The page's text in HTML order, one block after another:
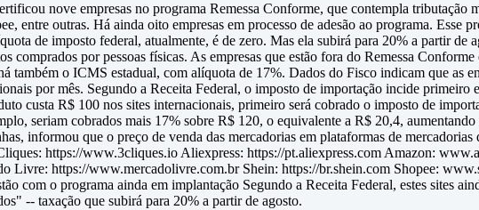
nove empresas no programa Remessa Conforme, que contempla
entre outras. Há ainda oito empresas em processo de adesão ao programa. Esse
de imposto federal, atualmente, é de zero. Mas ela subirá para 20% a partir
comprados por pessoas físicas. As empresas que estão fora do Remessa
também o ICMS estadual, com alíquota de 17%. Dados do Fisco indicam que as
por mês. Segundo a Receita Federal, o imposto de importação incide
custa R$ 100 nos sites internacionais, primeiro será cobrado o imposto de
seriam cobrados mais 17% sobre R$ 120, o equivalente a R$ 20,4,
informou que o preço de venda das mercadorias em plataformas de
https://www.3cliques.io Aliexpress: https://pt.aliexpress.com Amazon:
Livre: https://www.mercadolivre.com.br Shein: https://br.shein.com Shopee:
com o programa ainda em implantação Segundo a Receita Federal, estes sites
-- taxação que subirá para 20% a partir de agosto.